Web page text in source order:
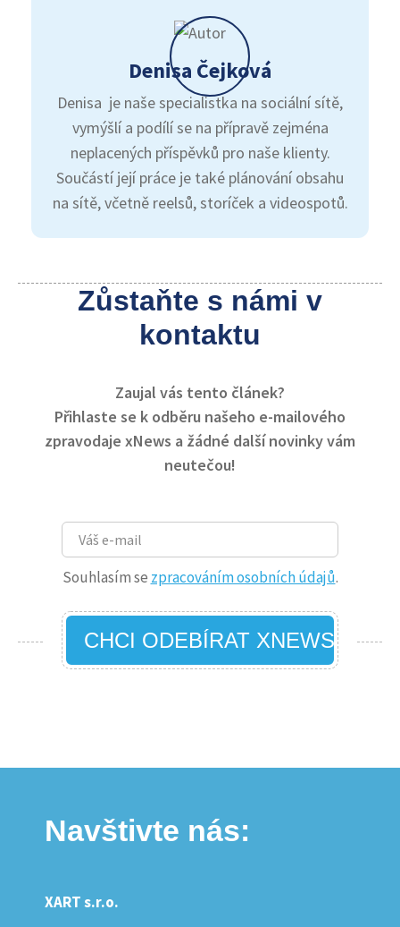
Denisa Čejková
Denisa je naše specialistka na sociální sítě,
vymýšlí a podílí se na přípravě zejména
neplacených příspěvků pro naše klienty.
Součástí její práce je také plánování obsahu
na sítě, včetně reelsů, storíček a videospotů.
Zůstaňte s námi v
kontaktu
Zaujal vás tento článek?
Přihlaste se k odběru našeho e-mailového
zpravodaje xNews a žádné další novinky vám
neutečou!
Souhlasím se zpracováním osobních údajů.
CHCI ODEBÍRAT XNEWS
Navštivte nás:
XART s.r.o.